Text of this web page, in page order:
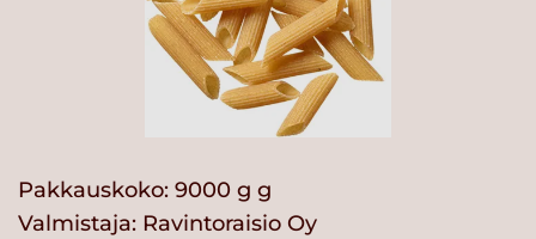
Pakkauskoko: 9000 g g
Valmistaja: Ravintoraisio Oy